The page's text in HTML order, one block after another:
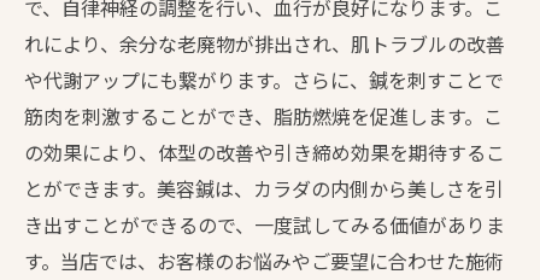
で、自律神経の調整を行い、血行が良好になります。こ
れにより、余分な老廃物が排出され、肌トラブルの改善
や代謝アップにも繋がります。さらに、鍼を刺すことで
筋肉を刺激することができ、脂肪燃焼を促進します。こ
の効果により、体型の改善や引き締め効果を期待するこ
とができます。美容鍼は、カラダの内側から美しさを引
き出すことができるので、一度試してみる価値がありま
す。当店では、お客様のお悩みやご要望に合わせた施術